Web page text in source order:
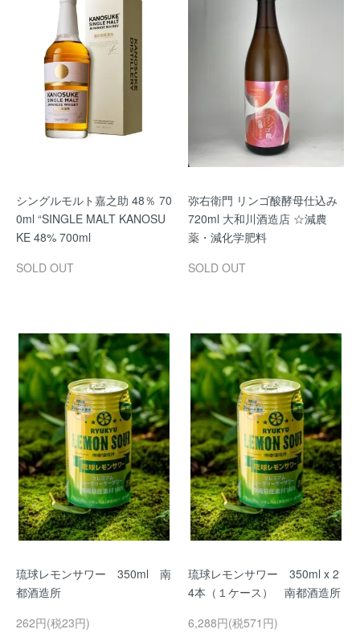
シングルモルト嘉之助 48％ 70
0ml “SINGLE MALT KANOSU
KE 48% 700ml
SOLD OUT
弥右衛門 リンゴ酸酵母仕込み
720ml 大和川酒造店 ☆減農
薬・減化学肥料
SOLD OUT
琉球レモンサワー 350ml 南
都酒造所
262円(税23円)
琉球レモンサワー 350ml x 2
4本（１ケース） 南都酒造所
6,288円(税571円)